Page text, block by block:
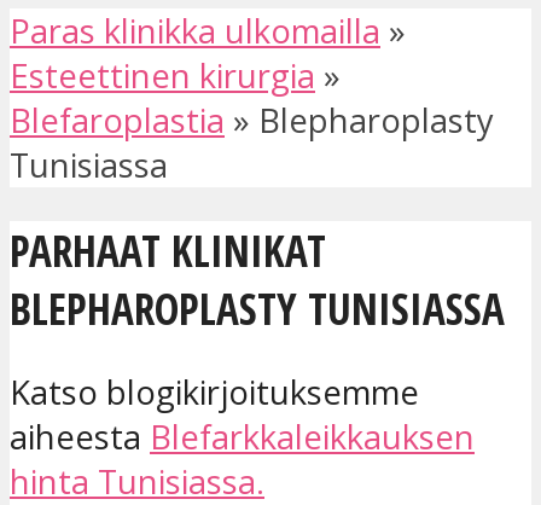
Paras klinikka ulkomailla »
Esteettinen kirurgia »
Blefaroplastia » Blepharoplasty
Tunisiassa
PARHAAT KLINIKAT
BLEPHAROPLASTY TUNISIASSA
Katso blogikirjoituksemme
aiheesta Blefarkkaleikkauksen
hinta Tunisiassa.